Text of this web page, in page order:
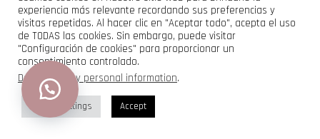
experiencia más relevante recordando sus preferencias y
visitas repetidas. Al hacer clic en "Aceptar todo", acepta el uso
de TODAS las cookies. Sin embargo, puede visitar
"Configuración de cookies" para proporcionar un
consentimiento controlado.
Do not sell my personal information.
Cookie Settings Accept